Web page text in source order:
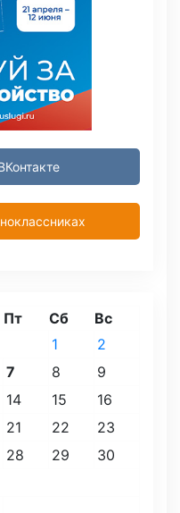
Пт Сб Вс
1
2
7 8
9
14 15
16
21 22
23
28 29
30